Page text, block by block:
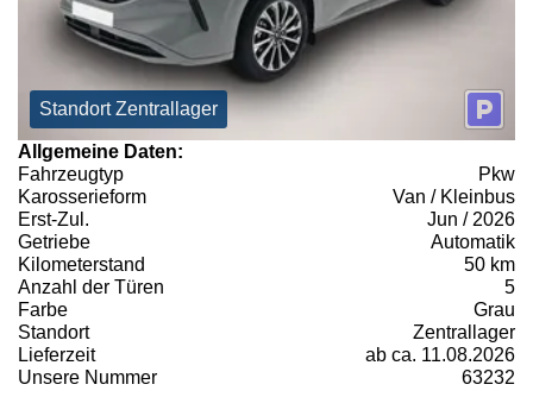
Standort Zentrallager
Allgemeine Daten:
Fahrzeugtyp
Pkw
Karosserieform
Van / Kleinbus
Erst-Zul.
Jun / 2026
Getriebe
Automatik
Kilometerstand
50 km
Anzahl der Türen
5
Farbe
Grau
Standort
Zentrallager
Lieferzeit
ab ca. 11.08.2026
Unsere Nummer
63232